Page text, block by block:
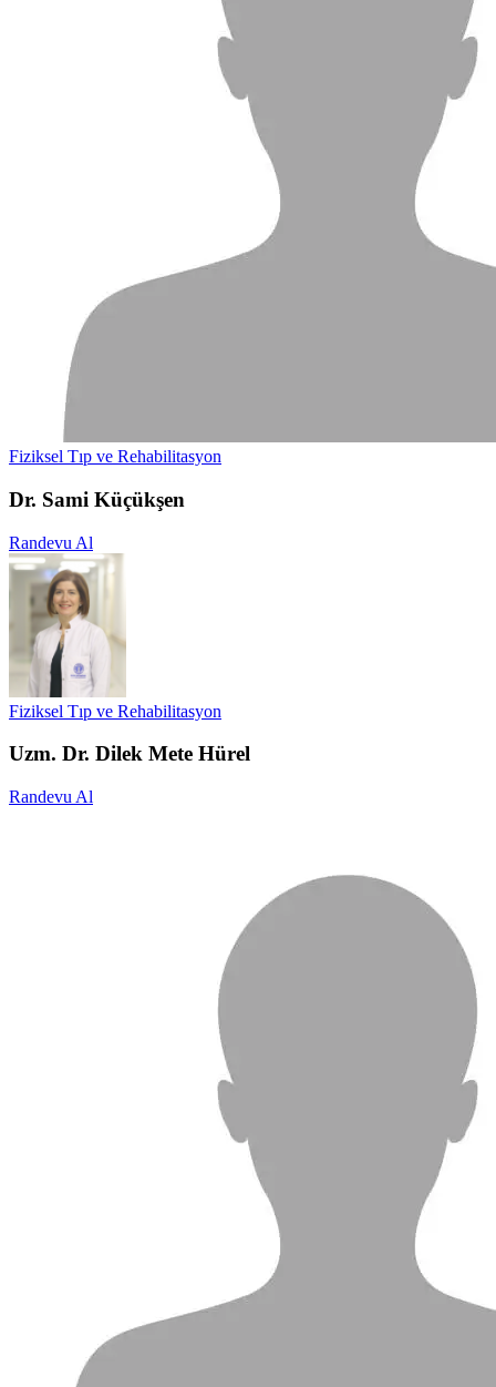
Fiziksel Tıp ve Rehabilitasyon
Dr. Sami Küçükşen
Randevu Al
Fiziksel Tıp ve Rehabilitasyon
Uzm. Dr. Dilek Mete Hürel
Randevu Al